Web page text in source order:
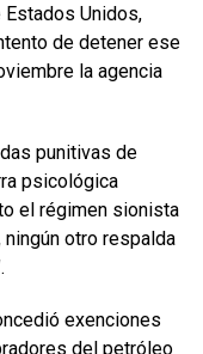
Unidos,
de detener ese
la agencia
punitivas de
psicológica
el régimen sionista
otro respalda
exenciones
del petróleo